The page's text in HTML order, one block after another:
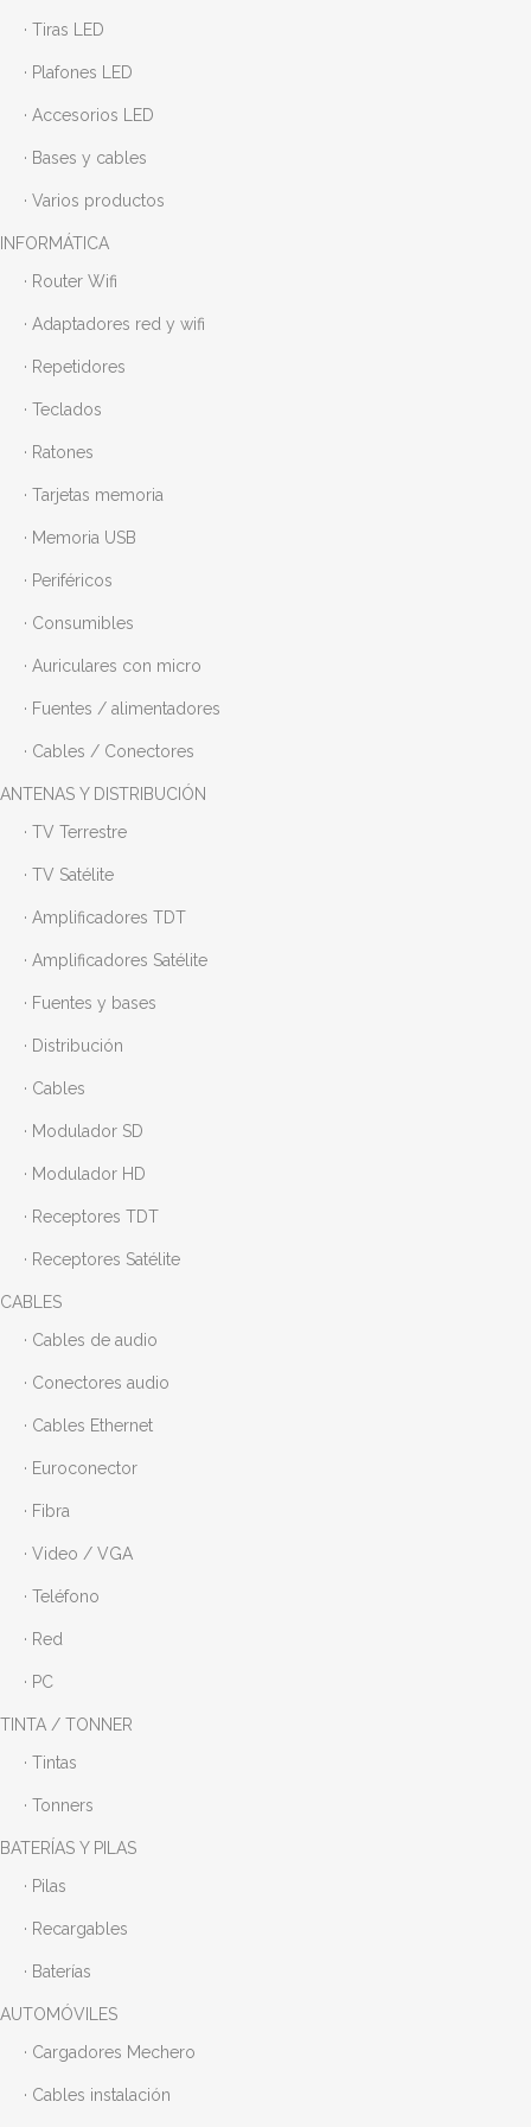
· Tiras LED
· Plafones LED
· Accesorios LED
· Bases y cables
· Varios productos
INFORMÁTICA
· Router Wifi
· Adaptadores red y wifi
· Repetidores
· Teclados
· Ratones
· Tarjetas memoria
· Memoria USB
· Periféricos
· Consumibles
· Auriculares con micro
· Fuentes / alimentadores
· Cables / Conectores
ANTENAS Y DISTRIBUCIÓN
· TV Terrestre
· TV Satélite
· Amplificadores TDT
· Amplificadores Satélite
· Fuentes y bases
· Distribución
· Cables
· Modulador SD
· Modulador HD
· Receptores TDT
· Receptores Satélite
CABLES
· Cables de audio
· Conectores audio
· Cables Ethernet
· Euroconector
· Fibra
· Video / VGA
· Teléfono
· Red
· PC
TINTA / TONNER
· Tintas
· Tonners
BATERÍAS Y PILAS
· Pilas
· Recargables
· Baterías
AUTOMÓVILES
· Cargadores Mechero
· Cables instalación